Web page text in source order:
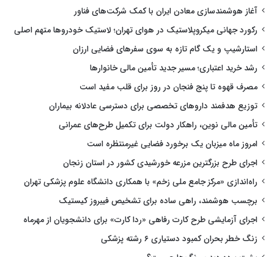
آغاز هوشمندسازی معادن ایران با کمک شرکت‌های فناور
رکورد جهانی میکروپلاستیک در هوای تهران؛ لاستیک خودروها متهم اصلی
استارشیپ و یک گام تازه به سوی سفرهای فضایی ارزان
رشد خرید اعتباری؛ مسیر جدید تأمین مالی خانوارها
مصرف قهوه تا پنج فنجان در روز برای قلب مفید است
توزیع هدفمند داروهای تخصصی برای دسترسی عادلانه بیماران
تأمین مالی نوین، راهکار دولت برای تکمیل طرح‌های عمرانی
امروز ماه میزبان یک برخورد فضایی غیرمنتظره است
اجرای طرح بزرگترین مزرعه خورشیدی کشور در استان زنجان
راه‌اندازی «مرکز جامع ملی زخم» با همکاری دانشگاه علوم پزشکی تهران
برچسب هوشمند، راهی ساده برای تشخیص فیبروز کیستیک
اجرای آزمایشی طرح کارت رفاهی «ردا کارت» برای دانشجویان از مهرماه
زنگ خطر بحران کمبود دستیاری ۶ رشته پزشکی